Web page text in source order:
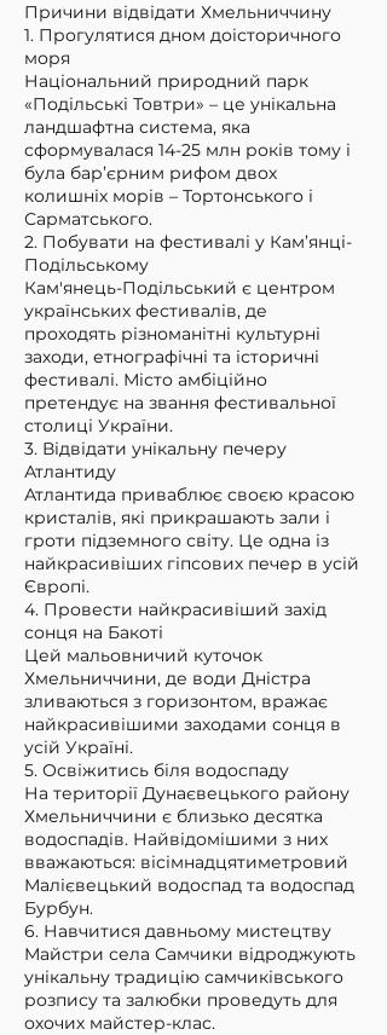
Причини відвідати Хмельниччину
1. Прогулятися дном доісторичного
моря
Національний природний парк
«Подільські Товтри» – це унікальна
ландшафтна система, яка
сформувалася 14-25 млн років тому і
була бар’єрним рифом двох
колишніх морів – Тортонського і
Сарматського.
2. Побувати на фестивалі у Кам’янці-
Подільському
Кам'янець-Подільський є центром
українських фестивалів, де
проходять різноманітні культурні
заходи, етнографічні та історичні
фестивалі. Місто амбіційно
претендує на звання фестивальної
столиці України.
3. Відвідати унікальну печеру
Атлантиду
Атлантида приваблює своєю красою
кристалів, які прикрашають зали і
гроти підземного світу. Це одна із
найкрасивіших гіпсових печер в усій
Європі.
4. Провести найкрасивіший захід
сонця на Бакоті
Цей мальовничий куточок
Хмельниччини, де води Дністра
зливаються з горизонтом, вражає
найкрасивішими заходами сонця в
усій Україні.
5. Освіжитись біля водоспаду
На території Дунаєвецького району
Хмельниччини є близько десятка
водоспадів. Найвідомішими з них
вважаються: вісімнадцятиметровий
Малієвецький водоспад та водоспад
Бурбун.
6. Навчитися давньому мистецтву
Майстри села Самчики відроджують
унікальну традицію самчиківського
розпису та залюбки проведуть для
охочих майстер-клас.